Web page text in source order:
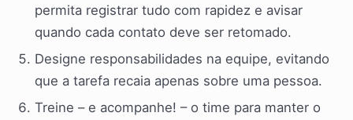
permita registrar tudo com rapidez e avisar
quando cada contato deve ser retomado.
Designe responsabilidades na equipe, evitando
que a tarefa recaia apenas sobre uma pessoa.
Treine – e acompanhe! – o time para manter o